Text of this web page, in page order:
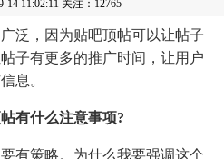
14 11:02:11 关注：12765
，因为贴吧顶帖可以让帖子
子有更多的推广时间，让用户
息。
有什么注意事项?
策略。为什么我要强调这个